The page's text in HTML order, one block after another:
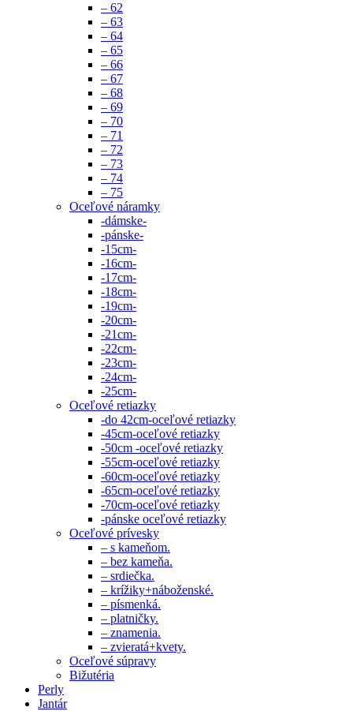
– 62
– 63
– 64
– 65
– 66
– 67
– 68
– 69
– 70
– 71
– 72
– 73
– 74
– 75
Oceľové náramky
-dámske-
-pánske-
-15cm-
-16cm-
-17cm-
-18cm-
-19cm-
-20cm-
-21cm-
-22cm-
-23cm-
-24cm-
-25cm-
Oceľové retiazky
-do 42cm-oceľové retiazky
-45cm-oceľové retiazky
-50cm -oceľové retiazky
-55cm-oceľové retiazky
-60cm-oceľové retiazky
-65cm-oceľové retiazky
-70cm-oceľové retiazky
-pánske oceľové retiazky
Oceľové prívesky
– s kameňom.
– bez kameňa.
– srdiečka.
– krížiky+náboženské.
– písmenká.
– platničky.
– znamenia.
– zvieratá+kvety.
Oceľové súpravy
Bižutéria
Perly
Jantár